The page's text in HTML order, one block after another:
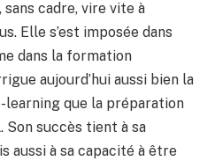
cadre, vire vite à
Elle s’est imposée dans
dans la formation
aujourd’hui aussi bien la
learning que la préparation
Son succès tient à sa
aussi à sa capacité à être